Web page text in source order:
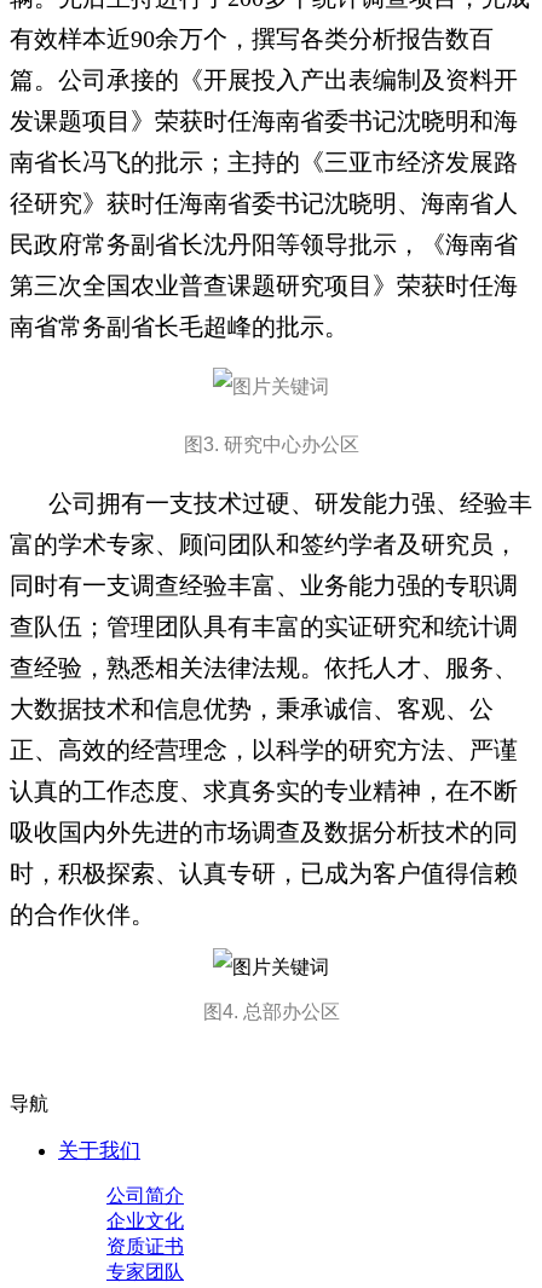
有效样本近90余万个，撰写各类分析报告数百
篇。公司承接的《开展投入产出表编制及资料开
发课题项目》荣获时任海南省委书记沈晓明和海
南省长冯飞的批示；主持的《三亚市经济发展路
径研究》获时任海南省委书记沈晓明、海南省人
民政府常务副省长沈丹阳等领导批示，《海南省
第三次全国农业普查课题研究项目》荣获时任海
南省常务副省长毛超峰的批示。
图3. 研究中心办公区
公司拥有一支技术过硬、研发能力强、经验丰
富的学术专家、顾问团队和签约学者及研究员，
同时有一支调查经验丰富、业务能力强的专职调
查队伍；管理团队具有丰富的实证研究和统计调
查经验，熟悉相关法律法规。依托人才、服务、
大数据技术和信息优势，秉承诚信、客观、公
正、高效的经营理念，以科学的研究方法、严谨
认真的工作态度、求真务实的专业精神，在不断
吸收国内外先进的市场调查及数据分析技术的同
时，积极探索、认真专研，已成为客户值得信赖
的合作伙伴。
图4. 总部办公区
导航
关于我们
公司简介
企业文化
资质证书
专家团队